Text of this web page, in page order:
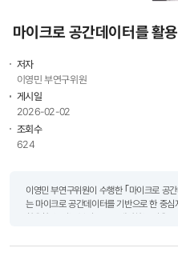
마이크로 공간데이터를 활
저자
이영민 부연구위원
게시일
2026-02-02
조회수
624
이영민 부연구위원이 수행한 ｢마이크로 공
는 마이크로 공간데이터를 기반으로 한 중
활용할 수 있는 분석도구로 개발하는 것을